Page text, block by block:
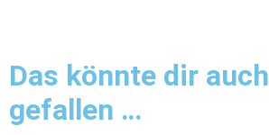
Das könnte dir auch
gefallen …